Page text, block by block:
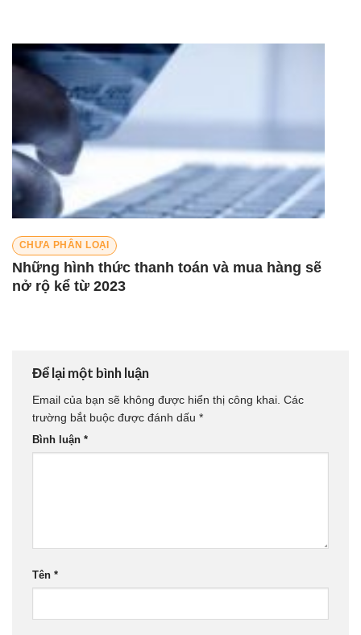
CHƯA PHÂN LOẠI
Những hình thức thanh toán và mua hàng sẽ
nở rộ kể từ 2023
Để lại một bình luận
Email của bạn sẽ không được hiển thị công khai. Các
trường bắt buộc được đánh dấu *
Bình luận *
Tên *